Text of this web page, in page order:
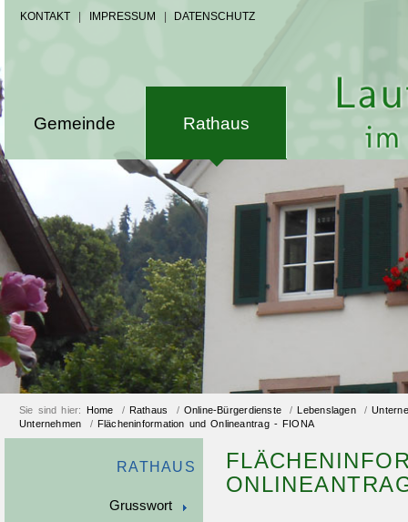
KONTAKT IMPRESSUM DATENSCHUTZ
Gemeinde Rathaus
Sie sind hier: Home / Rathaus / Online-Bürgerdienste / Lebenslagen /
Unternehmen
/ Flächeninformation und Onlineantrag - FIONA
RATHAUS
Grusswort